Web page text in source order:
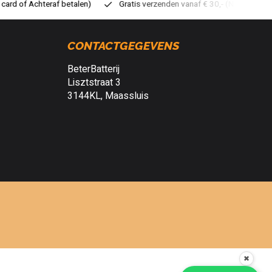
verzenden vanaf € 30,- (NL) Verzendkosten € 2,95 (NL)
CONTACTGEGEVENS
BeterBatterij
Lisztstraat 3
3144KL, Maassluis
✖